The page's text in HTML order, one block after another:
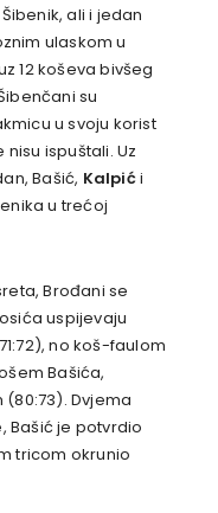
ali i jedan
ulaskom u
12 koševa bivšeg
su
u svoju korist
ispuštali. Uz
Bašić, Kalpići
u trećoj
Brođani se
uspijevaju
no koš-faulom
Bašića,
Dvjema
Bašić je potvrdio
tricom okrunio